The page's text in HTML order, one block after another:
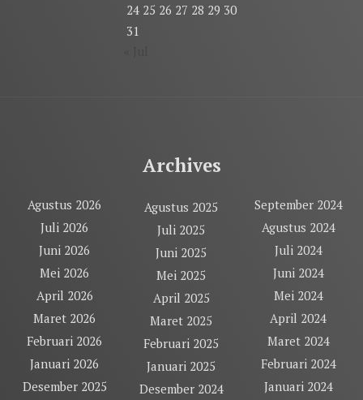
24 25 26 27 28 29 30
31
Archives
Agustus 2026
Juli 2026
Juni 2026
Mei 2026
April 2026
Maret 2026
Februari 2026
Januari 2026
Desember 2025
Agustus 2025
Juli 2025
Juni 2025
Mei 2025
April 2025
Maret 2025
Februari 2025
Januari 2025
Desember 2024
September 2024
Agustus 2024
Juli 2024
Juni 2024
Mei 2024
April 2024
Maret 2024
Februari 2024
Januari 2024